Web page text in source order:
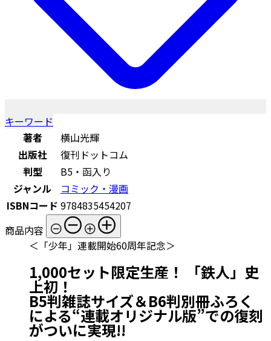
キーワード
著者
横山光輝
出版社
復刊ドットコム
判型
B5・函入り
ジャンル
コミック・漫画
ISBNコード 9784835454207
商品内容
＜「少年」連載開始60周年記念＞
1,000セット限定生産！ 「鉄人」史
上初！
B5判雑誌サイズ＆B6判別冊ふろく
による“連載オリジナル版”での復刻
がついに実現!!